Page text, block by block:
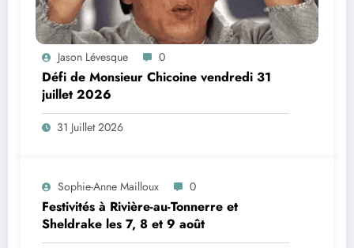
Jason Lévesque 0
Défi de Monsieur Chicoine vendredi 31
juillet 2026
31 Juillet 2026
Sophie-Anne Mailloux 0
Festivités à Rivière-au-Tonnerre et
Sheldrake les 7, 8 et 9 août